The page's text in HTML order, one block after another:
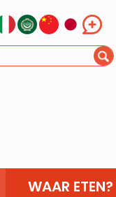
WAAR ETEN?